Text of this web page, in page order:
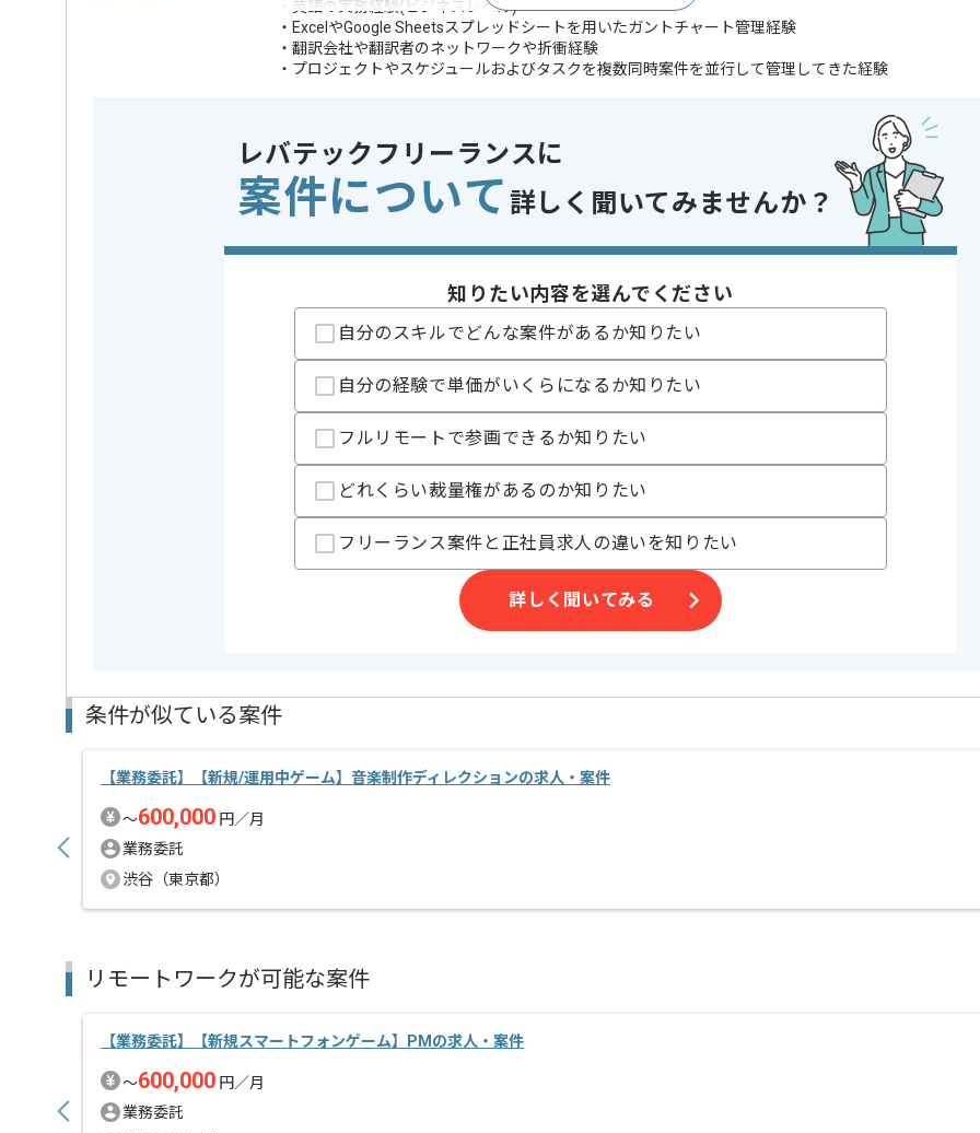
・英語の実務経験(ビジネスレベル)
・ExcelやGoogle Sheetsスプレッドシートを用いたガントチャート管理経験
・翻訳会社や翻訳者のネットワークや折衝経験
・プロジェクトやスケジュールおよびタスクを複数同時案件を並行して管理してきた経験
・ITサービスでの翻訳経験
※上記に似た経験やスキルをお持ちであれば申し込み可能なケースもございます！まずはお気軽にご相談ください！
業務内容
ローカライズ
ゲーム好き歓迎
新しいアイディアや技術を積極的に導入し、
経験豊富なクリエイターと成長が出来る環境でございます。
スキルアップされたい方、長期的に参画されたい方にオススメの案件です。
レバテックフリーランスに
案件について 詳しく聞いてみませんか？
知りたい内容を選んでください
自分のスキルでどんな案件があるか知りたい
自分の経験で単価がいくらになるか知りたい
フルリモートで参画できるか知りたい
どれくらい裁量権があるのか知りたい
フリーランス案件と正社員求人の違いを知りたい
詳しく聞いてみる
条件が似ている案件
【業務委託】【新規/運用中ゲーム】音楽制作ディレクションの求人・案件
〜600,000 円／月
業務委託
渋谷（東京都）
リモートワークが可能な案件
【業務委託】【新規スマートフォンゲーム】PMの求人・案件
〜600,000 円／月
業務委託